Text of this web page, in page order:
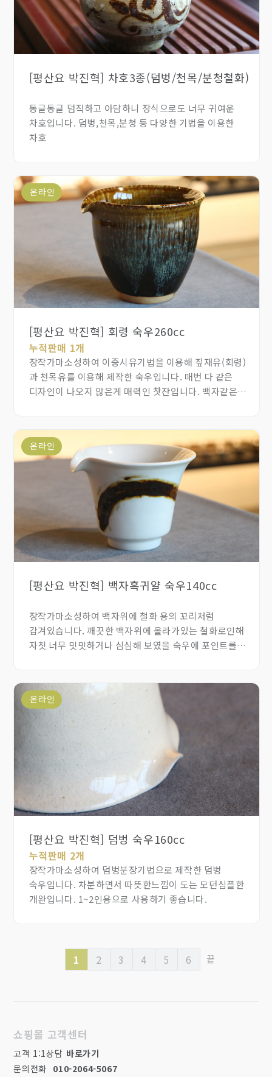
[평산요 박진혁] 차호3종(덤벙/천목/분청철화)
동글동글 덤직하고 아담하니 장식으로도 너무 귀여운
차호입니다. 덤벙,천목,분청 등 다양한 기법을 이용한
차호
온라인
[평산요 박진혁] 회령 숙우260cc
누적판매 1개
장작가마소성하여 이중시유기법을 이용해 짚재유(회령)
과 천목유를 이용해 제작한 숙우입니다. 매번 다 같은
디자인이 나오지 않은게 매력인 찻잔입니다. 백자같은
온라인
[평산요 박진혁] 백자흑귀얄 숙우140cc
장작가마소성하여 백자위에 철화 용의 꼬리처럼
감겨있습니다. 깨끗한 백자위에 올라가있는 철화로인해
자칫 너무 밋밋하거나 심심해 보였을 숙우에 포인트를
온라인
[평산요 박진혁] 덤벙 숙우160cc
누적판매 2개
장작가마소성하여 덤벙분장기법으로 제작한 덤벙
숙우입니다. 차분하면서 따뜻한느낌이 도는 모던심플한
개완입니다. 1~2인용으로 사용하기 좋습니다.
1 2 3 4 5 6 끝
쇼핑몰 고객센터
고객 1:1상담 바로가기
문의전화 010-2064-5067